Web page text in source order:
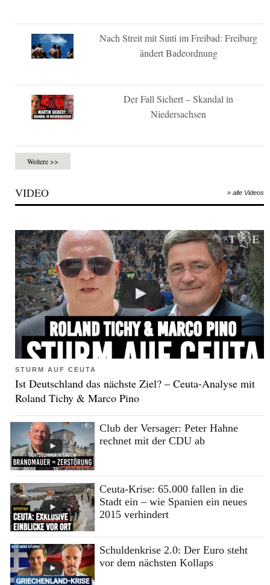
Nach Streit mit Sinti im Freibad: Freiburg
ändert Badeordnung
Der Fall Sichert – Skandal in
Niedersachsen
Weitere >>
VIDEO » alle Videos
STURM AUF CEUTA
Ist Deutschland das nächste Ziel? – Ceuta-Analyse mit
Roland Tichy & Marco Pino
Club der Versager: Peter Hahne
rechnet mit der CDU ab
Ceuta-Krise: 65.000 fallen in die
Stadt ein – wie Spanien ein neues
2015 verhindert
Schuldenkrise 2.0: Der Euro steht
vor dem nächsten Kollaps